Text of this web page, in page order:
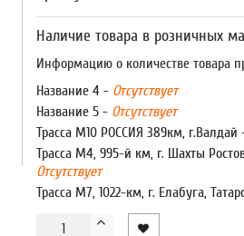
Наличие товара в розничных
Информацию о количестве товара
Название 4 - Отсутствует
Название 5 - Отсутствует
Трасса М10 РОССИЯ 389км, г.Валдай
Трасса М4, 995-й км, г. Шахты
Отсутствует
Трасса М7, 1022-км, г. Елабуга,